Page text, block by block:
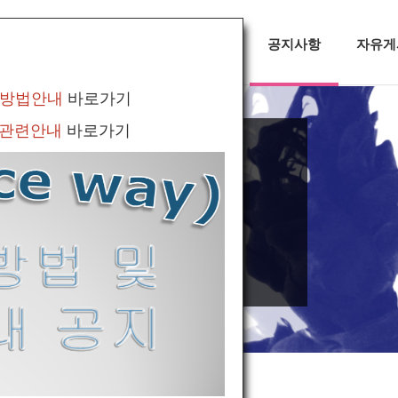
공지사항 자유
법안내 바로가기
련안내 바로가기